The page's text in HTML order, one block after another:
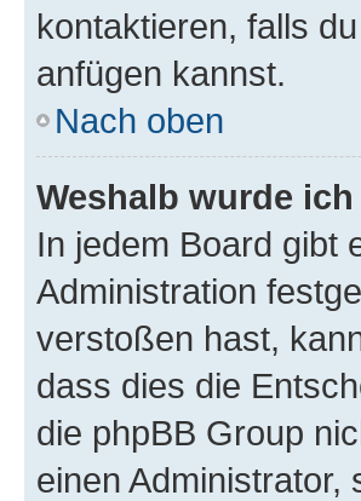
kontaktieren, falls
anfügen kannst.
Nach oben
Weshalb wurde
In jedem Board gibt
Administration
verstoßen hast,
dass dies die
die phpBB Group
einen